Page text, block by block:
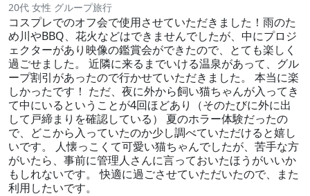
20代 女性 グループ旅行
コスプレでのオフ会で使用させていただきました！雨のた
め川やBBQ、花火などはできませんでしたが、中にプロジ
ェクターがあり映像の鑑賞会ができたので、とても楽しく
過ごせました。 近隣に来るまでいける温泉があって、グル
ープ割引があったので行かせていただきました。 本当に楽
しかったです！ ただ、夜に外から飼い猫ちゃんが入ってき
て中にいるということが4回ほどあり（そのたびに外に出
して戸締まりを確認している） 夏のホラー体験だったの
で、どこから入っていたのか少し調べていただけると嬉し
いです。 人懐っこくて可愛い猫ちゃんでしたが、苦手な方
がいたら、事前に管理人さんに言っておいたほうがいいか
もしれないです。 快適に過ごさせていただいたので、また
利用したいです。